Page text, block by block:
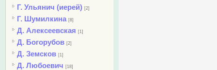
Г. Ульянич (иерей) [2]
Г. Шумилкина [8]
Д. Алексеевская [1]
Д. Богорубов [2]
Д. Земсков [1]
Д. Любоевич [18]